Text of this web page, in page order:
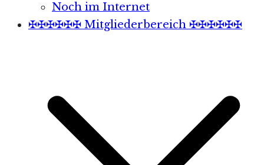
Noch im Internet
✠✠✠✠✠✠ Mitgliederbereich ✠✠✠✠✠✠